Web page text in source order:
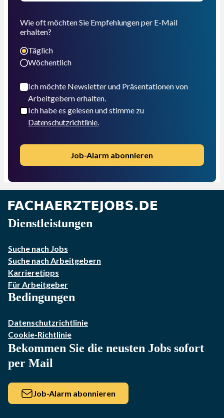
Wie oft möchten Sie Empfehlungen per E-Mail
erhalten?
Täglich
Wöchentlich
Ich möchte Newsletter und Präsentationen von
Arbeitgebern erhalten.
Ich habe es gelesen und stimme zu
Datenschutzrichtlinie.
Job-Alarm abonnieren
Dienstleistungen
Suche nach Jobs
Suche nach Arbeitgebern
Karrieretipps
Für Arbeitgeber
Bedingungen
Datenschutzrichtlinie
Cookie-Richtlinie
Bekommen Sie die neusten Jobs sofort
per Mail
Job-Alarm abonnieren